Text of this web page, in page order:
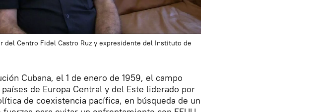
del Centro Fidel Castro Ruz y expresidente del Instituto de
Cubana, el 1 de enero de 1959, el campo
de Europa Central y del Este liderado por
de coexistencia pacífica, en búsqueda de un